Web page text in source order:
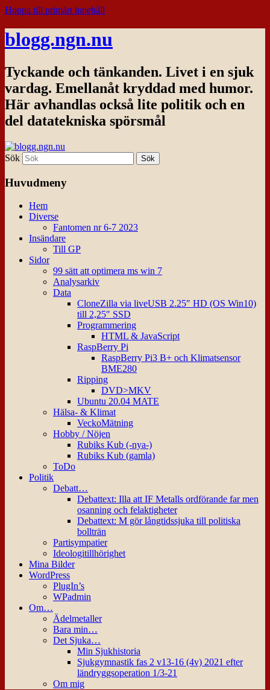
Hoppa till primärt innehåll
blogg.ngn.nu
Tyckande och tänkanden. Livet i en sjuk
vardag. Emellanåt kryddad med humor.
Här avhandlas också lite politik och en
del datatekniska spörsmål
Sök
Huvudmeny
Hem
Diverse
Fantomen nr 6-7 2023
Insändare
Till GP
Sidor
99 sätt att optimera ms win 7
Analysarkiv
Data
CloneZilla via liveUSB 2.25″ HD (OS Win10)
till 2,25″ SSD
Programmering
HTML & JavaScript
RaspBerry Pi
RaspBerry Pi3 B+ och Klimatsensor
BME280
Ripping
DVD>MKV
Ubuntu 20.04 MATE
Hälsa- & Klimat
VeckoMätning
Hobby / Nöjen
Rubiks Kub (-nya-)
Rubiks Kub (gamla)
ToDo
Politik
Debatt…
Debattext: Illa att IF Metalls ordförande far men
osanning och felaktigheter
Debattext: M gör långtidssjuka till politiska
bollträn
Partisympatier
Ideologitillhörighet
Mina Bilder
WordPress
PlugIn’s
WPadmin
Om…
Ädelmetaller
Bara min…
Det Sjuka…
Min Sjukhistoria
Sjukgymnastik fas 2 v13-16 (4v) 2021 efter
ländryggsoperation 1/3-21
Om mig